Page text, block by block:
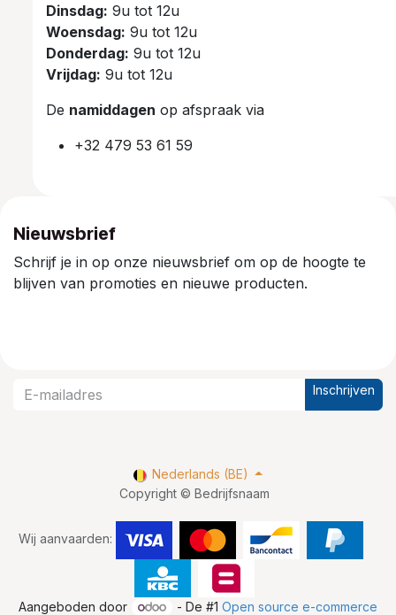
Dinsdag: 9u tot 12u
Woensdag: 9u tot 12u
Donderdag: 9u tot 12u
Vrijdag: 9u tot 12u
De namiddagen op afspraak via
+32 479 53 61 59
Nieuwsbrief
Schrijf je in op onze nieuwsbrief om op de hoogte te
blijven van promoties en nieuwe producten.
Inschrijven
Copyright © Bedrijfsnaam
Wij aanvaarden:
Nederlands (BE)
Aangeboden door - De #1Open source e-commerce